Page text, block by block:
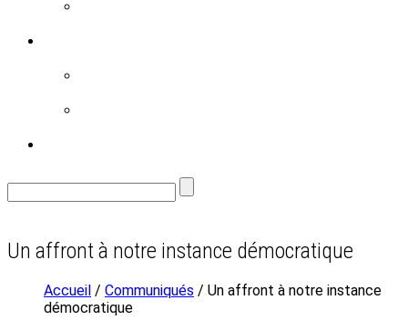
Un affront à notre instance démocratique
Accueil / Communiqués / Un affront à notre instance
démocratique